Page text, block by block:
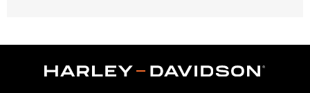
In the Box: 2 hub caps and installation instructions